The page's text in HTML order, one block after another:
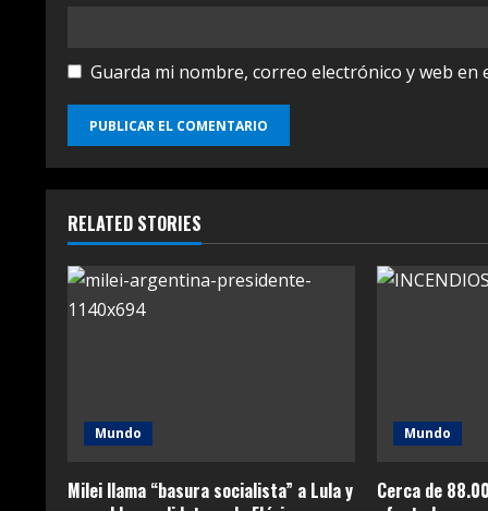
Guarda mi nombre, correo electrónico y web
RELATED STORIES
Mundo
Milei llama “basura socialista” a Lula y
Mundo
Cerca de